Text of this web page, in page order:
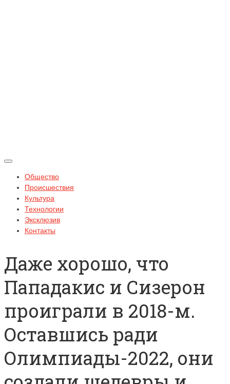
Общество
Происшествия
Культура
Технологии
Эксклюзив
Контакты
Даже хорошо, что
Пападакис и Сизерон
проиграли в 2018-м.
Оставшись ради
Олимпиады-2022, они